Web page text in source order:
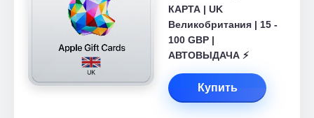
КАРТА | UK
Великобритания | 15 -
100 GBP |
АВТОВЫДАЧА ⚡️
Купить